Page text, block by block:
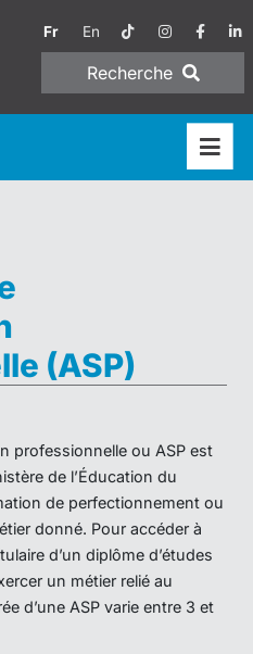
Fr En
Recherche
(ASP)
professionnelle ou ASP est
de l’Éducation du
de perfectionnement ou
donné. Pour accéder à
d’un diplôme d’études
un métier relié au
d’une ASP varie entre 3 et